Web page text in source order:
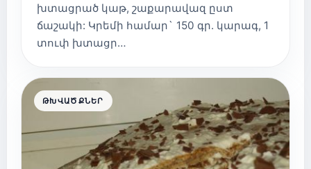
խտացրած կաթ, շաքարավազ ըստ
ճաշակի: Կրեմի համար` 150 գր. կարագ, 1
տուփ խտացր…
ԹԽՎԱԾՔՆԵՐ